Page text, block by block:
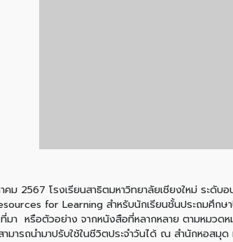
คม 2567 โรงเรียนสาธิตมหาวิทยาลัยเชียงใหม่ ระ
for Learning สำหรับนักเรียนชั้นประถมศึก
า หรือตัวอย่าง จากหนังสือที่หลากหลาย ตามหมวดห
มารถนำมาปรับใช้ในชีวิตประจำวันได้ ณ สำนักหอสมุด